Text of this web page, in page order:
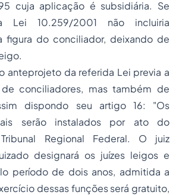
cuja aplicação é subsidiária. Se
Lei 10.259/2001 não incluiria
figura do conciliador, deixando de
anteprojeto da referida Lei previa a
conciliadores, mas também de
dispondo seu artigo 16: "Os
serão instalados por ato do
Regional Federal. O juiz
designará os juízes leigos e
período de dois anos, admitida a
dessas funções será gratuito,